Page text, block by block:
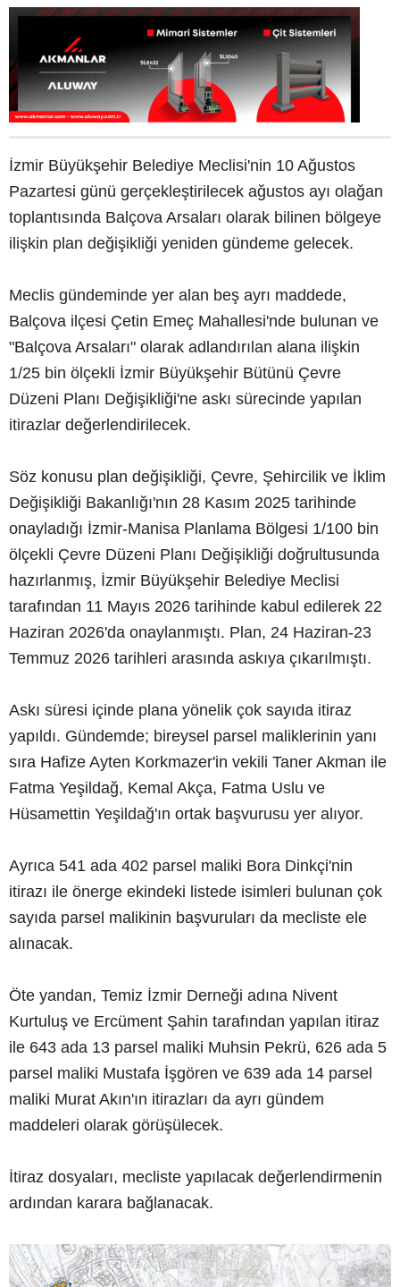
İzmir Büyükşehir Belediye Meclisi'nin 10 Ağustos
Pazartesi günü gerçekleştirilecek ağustos ayı olağan
toplantısında Balçova Arsaları olarak bilinen bölgeye
ilişkin plan değişikliği yeniden gündeme gelecek.
Meclis gündeminde yer alan beş ayrı maddede,
Balçova ilçesi Çetin Emeç Mahallesi'nde bulunan ve
"Balçova Arsaları" olarak adlandırılan alana ilişkin
1/25 bin ölçekli İzmir Büyükşehir Bütünü Çevre
Düzeni Planı Değişikliği'ne askı sürecinde yapılan
itirazlar değerlendirilecek.
Söz konusu plan değişikliği, Çevre, Şehircilik ve İklim
Değişikliği Bakanlığı'nın 28 Kasım 2025 tarihinde
onayladığı İzmir-Manisa Planlama Bölgesi 1/100 bin
ölçekli Çevre Düzeni Planı Değişikliği doğrultusunda
hazırlanmış, İzmir Büyükşehir Belediye Meclisi
tarafından 11 Mayıs 2026 tarihinde kabul edilerek 22
Haziran 2026'da onaylanmıştı. Plan, 24 Haziran-23
Temmuz 2026 tarihleri arasında askıya çıkarılmıştı.
Askı süresi içinde plana yönelik çok sayıda itiraz
yapıldı. Gündemde; bireysel parsel maliklerinin yanı
sıra Hafize Ayten Korkmazer'in vekili Taner Akman ile
Fatma Yeşildağ, Kemal Akça, Fatma Uslu ve
Hüsamettin Yeşildağ'ın ortak başvurusu yer alıyor.
Ayrıca 541 ada 402 parsel maliki Bora Dinkçi'nin
itirazı ile önerge ekindeki listede isimleri bulunan çok
sayıda parsel malikinin başvuruları da mecliste ele
alınacak.
Öte yandan, Temiz İzmir Derneği adına Nivent
Kurtuluş ve Ercüment Şahin tarafından yapılan itiraz
ile 643 ada 13 parsel maliki Muhsin Pekrü, 626 ada 5
parsel maliki Mustafa İşgören ve 639 ada 14 parsel
maliki Murat Akın'ın itirazları da ayrı gündem
maddeleri olarak görüşülecek.
İtiraz dosyaları, mecliste yapılacak değerlendirmenin
ardından karara bağlanacak.